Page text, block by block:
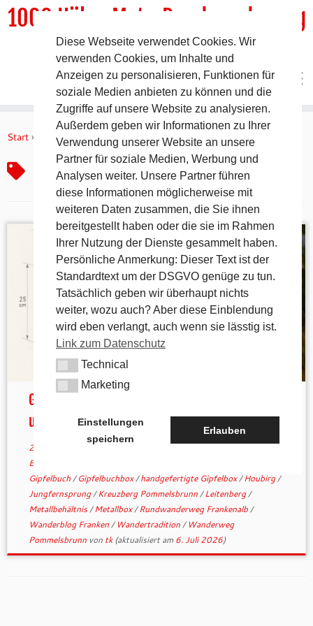
Inhalt
1000 HöhenMeterRundwanderweg
DER Rundwanderweg um Pommelsbrunn
Start » Wanderblog Franken
Wanderblog Franken
Gipfelbuchboxen – Wer kann helfen und
unterstützen?
28. Januar 2026in verschlagwortet1000hmr/
Bergwandern mit Herz
Gipfelbuch/Gipfelbuchbox/handgefertigte Gipfelbox/Houbirg/
Jungfernsprung/Kreuzberg Pommelsbrunn/Leitenberg/
Metallbehältnis/Metallbox/Rundwanderweg Frankenalb/
Wanderblog Franken/ Wandertradition/ Wanderweg
Pommelsbrunn von tk(aktualisiert am 6. Juli 2026)
Diese Webseite verwendet Cookies. Wir
verwenden Cookies, um Inhalte und
Anzeigen zu personalisieren, Funktionen für
soziale Medien anbieten zu können und die
Zugriffe auf unsere Website zu analysieren.
Außerdem geben wir Informationen zu Ihrer
Verwendung unserer Website an unsere
Partner für soziale Medien, Werbung und
Analysen weiter. Unsere Partner führen
diese Informationen möglicherweise mit
weiteren Daten zusammen, die Sie ihnen
bereitgestellt haben oder die sie im Rahmen
Ihrer Nutzung der Dienste gesammelt haben.
Persönliche Anmerkung: Dieser Text ist der
Standardtext um der DSGVO genüge zu tun.
Tatsächlich geben wir überhaupt nichts
weiter, wozu auch? Aber diese Einblendung
wird eben verlangt, auch wenn sie lässtig ist.
Link zum Datenschutz
TechnicalTechnical
MarketingMarketing
Einstellungen
speichern
Erlauben